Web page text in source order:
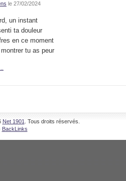
le 27/02/2024
un instant
ta douleur
en ce moment
tu as peur
Net 1901
. Tous droits réservés.
BackLinks